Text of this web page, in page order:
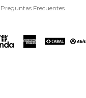
Preguntas Frecuentes